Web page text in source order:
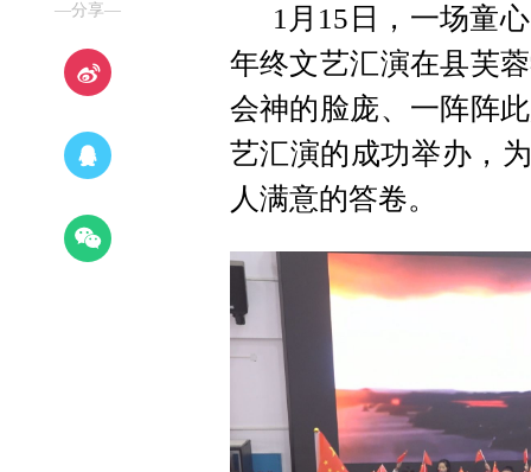
—分享—
1月15日，一场童
年终文艺汇演在县芙
会神的脸庞、一阵阵
艺汇演的成功举办，
人满意的答卷。